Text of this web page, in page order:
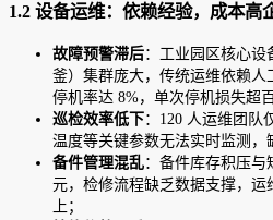
1.2 设备运维：依赖经验，成本高
故障预警滞后：工业园区核心
釜）集群庞大，传统运维依赖人
停机率达 8%，单次停机损失超百
巡检效率低下：120 人运维团队
温度等关键参数无法实时监测，
备件管理混乱：备件库存积压
元，检修流程缺乏数据支撑，运
上；